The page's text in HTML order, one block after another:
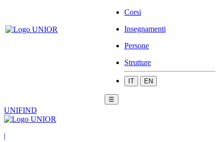
Corsi
Insegnamenti
Persone
Strutture
IT EN
☰
UNIFIND
|